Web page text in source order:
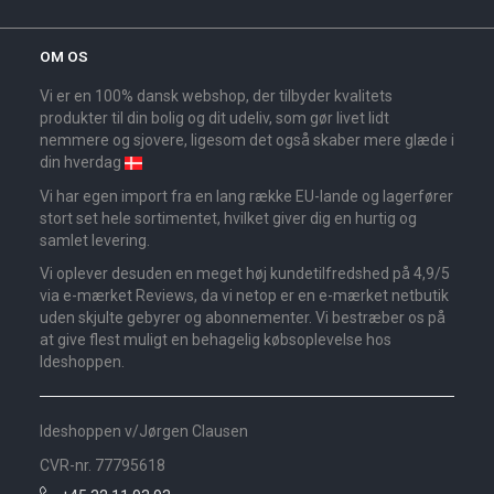
OM OS
Vi er en 100% dansk webshop, der tilbyder kvalitets
produkter til din bolig og dit udeliv, som gør livet lidt
nemmere og sjovere, ligesom det også skaber mere glæde i
din hverdag
Vi har egen import fra en lang række EU-lande og lagerfører
stort set hele sortimentet, hvilket giver dig en hurtig og
samlet levering.
Vi oplever desuden en meget høj kundetilfredshed på 4,9/5
via e-mærket Reviews, da vi netop er en e-mærket netbutik
uden skjulte gebyrer og abonnementer. Vi bestræber os på
at give flest muligt en behagelig købsoplevelse hos
Ideshoppen.
Ideshoppen v/Jørgen Clausen
CVR-nr. 77795618